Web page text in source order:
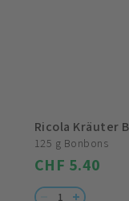
Ricola Kräuter
125 g Bonbons
CHF 5.40